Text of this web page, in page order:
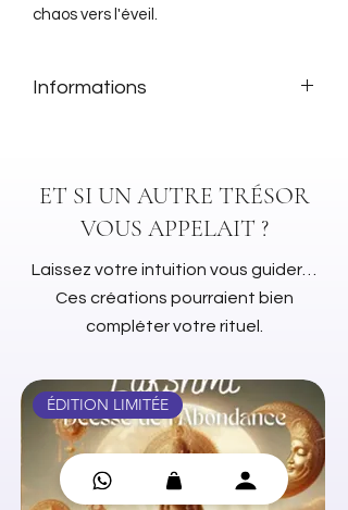
chaos vers l'éveil.
Informations
ET SI UN AUTRE TRÉSOR
VOUS APPELAIT ?
Laissez votre intuition vous guider…
Ces créations pourraient bien
compléter votre rituel.
ÉDITION LIMITÉE